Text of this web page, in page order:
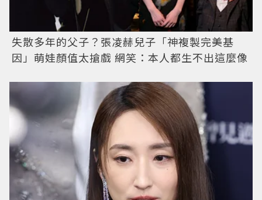
失散多年的父子？張凌赫兒子「神複製完美基
因」萌娃顏值太搶戲 網笑：本人都生不出這麼像